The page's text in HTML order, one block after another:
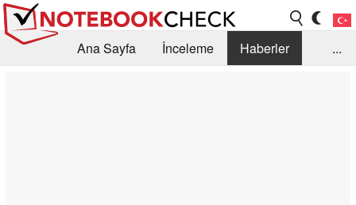
Ana Sayfa İnceleme
Haberler
...